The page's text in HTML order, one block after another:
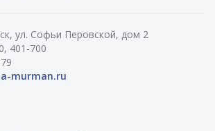
ул. Софьи Перовской, дом 2
401-700
murman.ru